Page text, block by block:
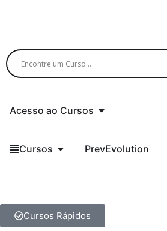
Acesso ao Cursos
Cursos PrevEvolution
Cursos Rápidos